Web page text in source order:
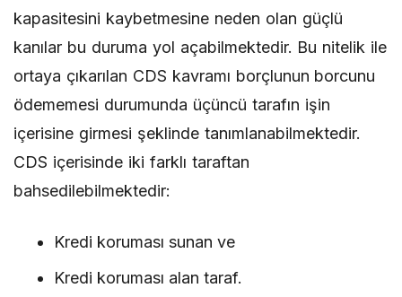
kapasitesini kaybetmesine neden olan güçlü
kanılar bu duruma yol açabilmektedir. Bu nitelik ile
ortaya çıkarılan CDS kavramı borçlunun borcunu
ödememesi durumunda üçüncü tarafın işin
içerisine girmesi şeklinde tanımlanabilmektedir.
CDS içerisinde iki farklı taraftan
bahsedilebilmektedir:
Kredi koruması sunan ve
Kredi koruması alan taraf.